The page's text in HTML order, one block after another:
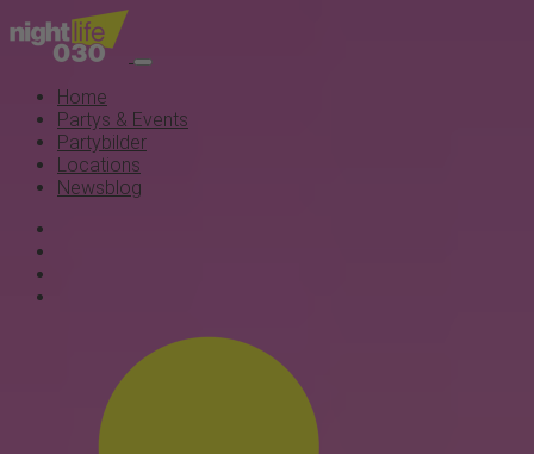
Home
Partys & Events
Partybilder
Locations
Newsblog